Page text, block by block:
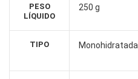
PESO
LÍQUIDO
TIPO
250 g
Monohidratada